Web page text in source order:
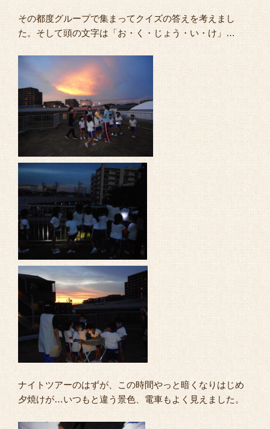
その都度グループで集まってクイズの答えを考えまし
た。そして頭の文字は「お・く・じょう・い・け」…
ナイトツアーのはずが、この時間やっと暗くなりはじめ
夕焼けが…いつもと違う景色、電車もよく見えました。